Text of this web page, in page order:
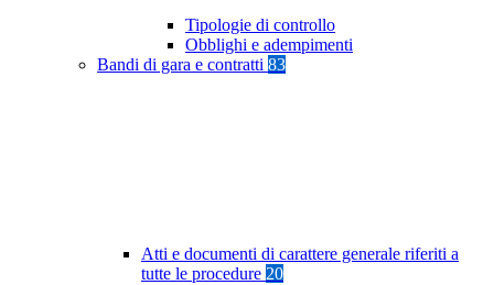
Tipologie di controllo
Obblighi e adempimenti
Bandi di gara e contratti 83
Atti e documenti di carattere generale riferiti a
tutte le procedure 20